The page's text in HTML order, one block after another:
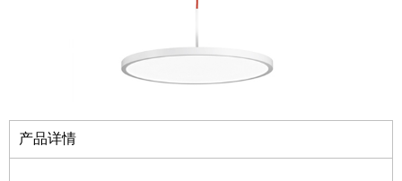
产品详情